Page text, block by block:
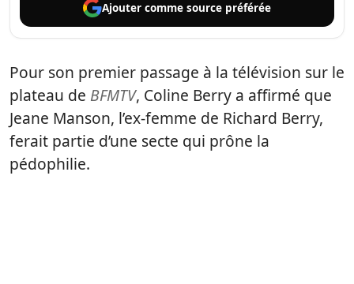
Ajouter comme source préférée
Pour son premier passage à la télévision sur le
plateau de BFMTV, Coline Berry a affirmé que
Jeane Manson, l’ex-femme de Richard Berry,
ferait partie d’une secte qui prône la
pédophilie.